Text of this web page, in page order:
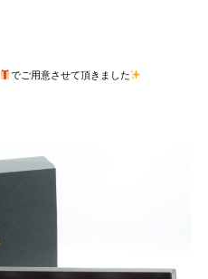
でご用意させて頂きました